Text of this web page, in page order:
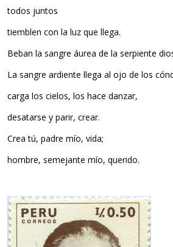
todos juntos
tiemblen con la luz que llega.
Beban la sangre áurea de la serpiente
La sangre ardiente llega al ojo de los
carga los cielos, los hace danzar,
desatarse y parir, crear.
Crea tú, padre mío, vida;
hombre, semejante mío, querido.